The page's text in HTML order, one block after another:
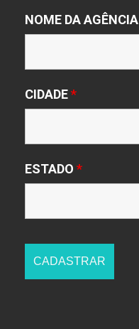
NOME DA AGÊNCIA
CIDADE*
ESTADO *